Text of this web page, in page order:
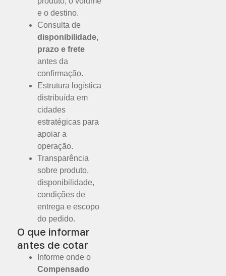
e o destino.
Consulta de
disponibilidade,
prazo e frete
antes da
confirmação.
Estrutura logística
distribuída em
cidades
estratégicas para
apoiar a
operação.
Transparência
sobre produto,
disponibilidade,
condições de
entrega e escopo
do pedido.
O que informar
antes de cotar
Informe onde o
Compensado